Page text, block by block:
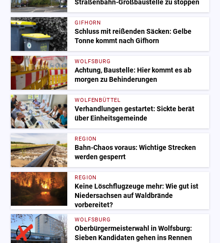
Straßenbahn-Großbaustelle zu stoppen
GIFHORN
Schluss mit reißenden Säcken: Gelbe
Tonne kommt nach Gifhorn
WOLFSBURG
Achtung, Baustelle: Hier kommt es ab
morgen zu Behinderungen
WOLFENBÜTTEL
Verhandlungen gestartet: Sickte berät
über Einheitsgemeinde
REGION
Bahn-Chaos voraus: Wichtige Strecken
werden gesperrt
REGION
Keine Löschflugzeuge mehr: Wie gut ist
Niedersachsen auf Waldbrände
vorbereitet?
WOLFSBURG
Oberbürgermeisterwahl in Wolfsburg:
Sieben Kandidaten gehen ins Rennen